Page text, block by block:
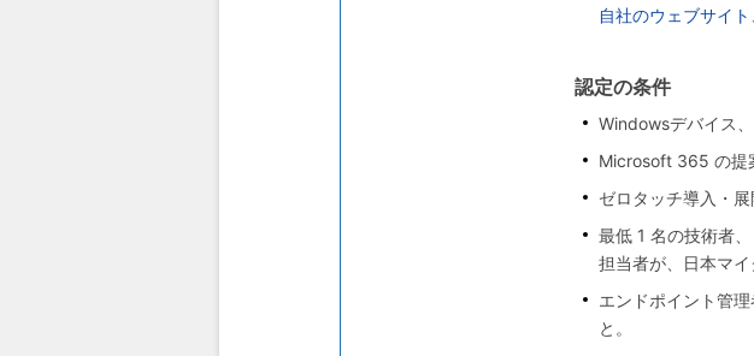
自社のウェブサイ
認定の条件
Windowsデバイス
Microsoft 365 の提
ゼロタッチ導入・
最低 1 名の技術者
担当者が、日本マ
エンドポイント管
と。